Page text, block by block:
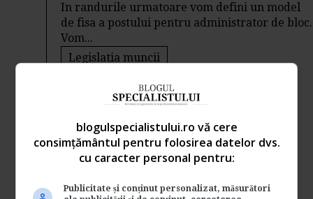
In randurile urmatoare vom defini un model
de fisa a postului pentru administrator de bloc.
Vom...
Legislatia muncii
Citeste mai departe
putea plati rata la cursul
stabilit la semnarea
blogulspecialistului.ro vă cere
consimțământul pentru folosirea datelor dvs.
cu caracter personal pentru:
Publicitate și conținut personalizat, măsurători